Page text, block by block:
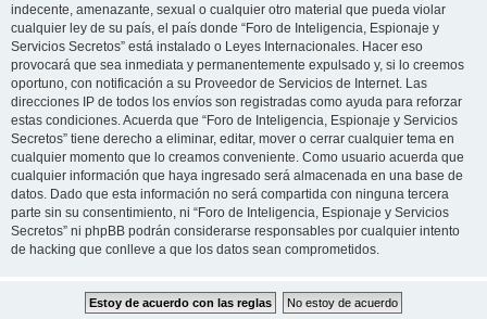
indecente, amenazante, sexual o cualquier otro material que pueda violar
cualquier ley de su país, el país donde “Foro de Inteligencia, Espionaje y
Servicios Secretos” está instalado o Leyes Internacionales. Hacer eso
provocará que sea inmediata y permanentemente expulsado y, si lo creemos
oportuno, con notificación a su Proveedor de Servicios de Internet. Las
direcciones IP de todos los envíos son registradas como ayuda para reforzar
estas condiciones. Acuerda que “Foro de Inteligencia, Espionaje y Servicios
Secretos” tiene derecho a eliminar, editar, mover o cerrar cualquier tema en
cualquier momento que lo creamos conveniente. Como usuario acuerda que
cualquier información que haya ingresado será almacenada en una base de
datos. Dado que esta información no será compartida con ninguna tercera
parte sin su consentimiento, ni “Foro de Inteligencia, Espionaje y Servicios
Secretos” ni phpBB podrán considerarse responsables por cualquier intento
de hacking que conlleve a que los datos sean comprometidos.